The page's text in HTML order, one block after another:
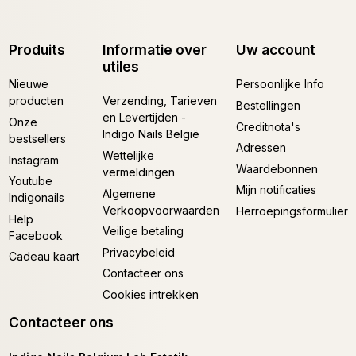
Produits
Nieuwe
producten
Onze
bestsellers
Instagram
Youtube
Indigonails
Help
Facebook
Cadeau kaart
Informatie over
utiles
Verzending, Tarieven
en Levertijden -
Indigo Nails België
Wettelijke
vermeldingen
Algemene
Verkoopvoorwaarden
Veilige betaling
Privacybeleid
Contacteer ons
Cookies intrekken
Uw account
Persoonlijke Info
Bestellingen
Creditnota's
Adressen
Waardebonnen
Mijn notificaties
Herroepingsformulier
Contacteer ons